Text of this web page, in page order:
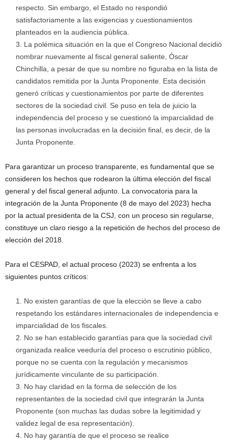
respecto. Sin embargo, el Estado no respondió
satisfactoriamente a las exigencias y cuestionamientos
planteados en la audiencia pública.
La polémica situación en la que el Congreso Nacional decidió
nombrar nuevamente al fiscal general saliente, Óscar
Chinchilla, a pesar de que su nombre no figuraba en la lista de
candidatos remitida por la Junta Proponente. Esta decisión
generó críticas y cuestionamientos por parte de diferentes
sectores de la sociedad civil. Se puso en tela de juicio la
independencia del proceso y se cuestionó la imparcialidad de
las personas involucradas en la decisión final, es decir, de la
Junta Proponente.
Para garantizar un proceso transparente, es fundamental que se
consideren los hechos que rodearon la última elección del fiscal
general y del fiscal general adjunto. La convocatoria para la
integración de la Junta Proponente (8 de mayo del 2023) hecha
por la actual presidenta de la CSJ, con un proceso sin regularse,
constituye un claro riesgo a la repetición de hechos del proceso de
elección del 2018.
Para el CESPAD, el actual proceso (2023) se enfrenta a los
siguientes puntos críticos:
No existen garantías de que la elección se lleve a cabo
respetando los estándares internacionales de independencia e
imparcialidad de los fiscales.
No se han establecido garantías para que la sociedad civil
organizada realice veeduría del proceso o escrutinio público,
porque no se cuenta con la regulación y mecanismos
jurídicamente vinculante de su participación.
No hay claridad en la forma de selección de los
representantes de la sociedad civil que integrarán la Junta
Proponente (son muchas las dudas sobre la legitimidad y
validez legal de esa representación).
No hay garantía de que el proceso se realice